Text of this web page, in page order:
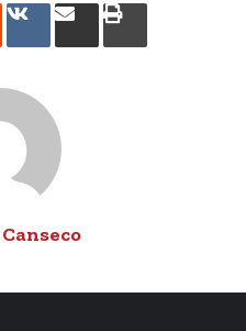
VKontakte
SharePrint